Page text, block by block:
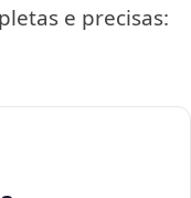
e precisas: